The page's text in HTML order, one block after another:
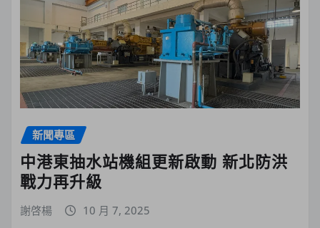
新聞專區
中港東抽水站機組更新啟動 新北防洪
戰力再升級
謝啓楊 10 月 7, 2025